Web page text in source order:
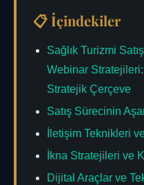
📋 İçindekiler
Sağlık Turizmi
Webinar
Stratejik Çerçeve
Satış Sürecinin
İletişim Teknikleri
İkna Stratejileri ve
Dijital Araçlar ve